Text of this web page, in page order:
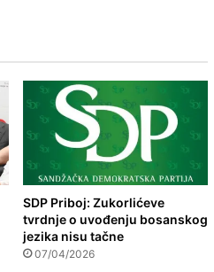
SDP Priboj: Zukorlićeve
tvrdnje o uvođenju bosanskog
jezika nisu tačne
07/04/2026